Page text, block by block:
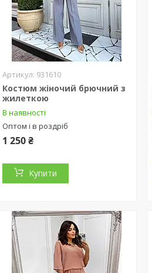
931610
Костюм жіночий брючний з
жилеткою
В наявності
Оптом і в роздріб
1 250 ₴
Купити